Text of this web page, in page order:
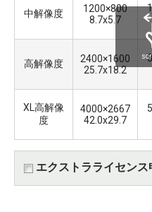
中解像度
1200×800
8.7x5.7
高解像度
2400×1600
25.7x18.2
XL高解像
度
4000×2667
42.0x29.7
エクストラライセン